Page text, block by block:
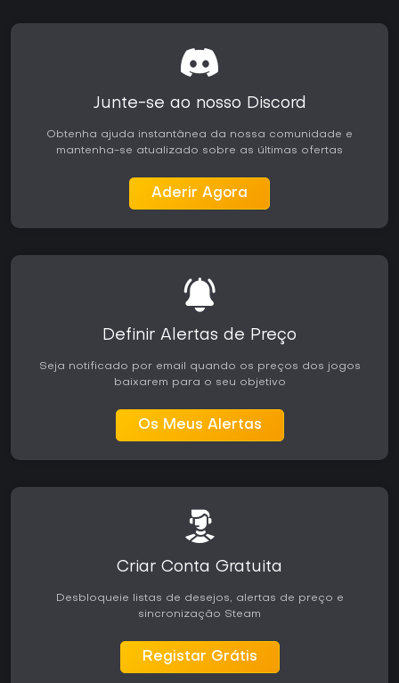
Junte-se ao nosso Discord
Obtenha ajuda instantânea da nossa comunidade e
mantenha-se atualizado sobre as últimas ofertas
Aderir Agora
Definir Alertas de Preço
Seja notificado por email quando os preços dos jogos
baixarem para o seu objetivo
Os Meus Alertas
Criar Conta Gratuita
Desbloqueie listas de desejos, alertas de preço e
sincronização Steam
Registar Grátis